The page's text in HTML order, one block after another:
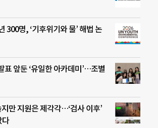
300명, ‘기후위기와 물’ 해법 논
표 앞둔 ‘유일한 아카데미’…조별
만 지원은 제각각…‘검사 이후’
다